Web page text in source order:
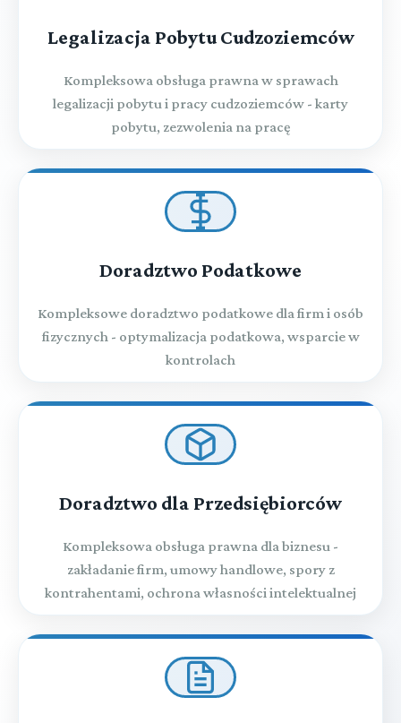
Legalizacja Pobytu Cudzoziemców
Kompleksowa obsługa prawna w sprawach
legalizacji pobytu i pracy cudzoziemców - karty
pobytu, zezwolenia na pracę
Doradztwo Podatkowe
Kompleksowe doradztwo podatkowe dla firm i osób
fizycznych - optymalizacja podatkowa, wsparcie w
kontrolach
Doradztwo dla Przedsiębiorców
Kompleksowa obsługa prawna dla biznesu -
zakładanie firm, umowy handlowe, spory z
kontrahentami, ochrona własności intelektualnej